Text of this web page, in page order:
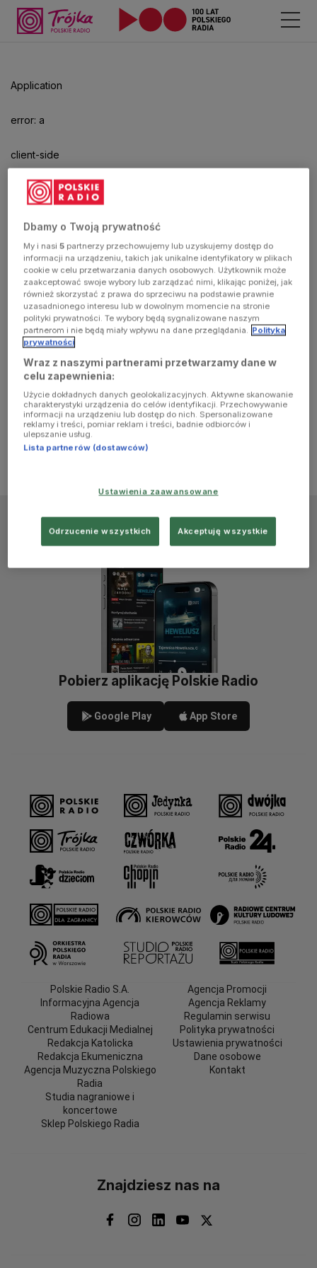
Application
error: a
client-side
exception
has
occurred
(see the
browser
console for
more
information)
aby
odtwarzać.
Pobierz aplikację Polskie Radio
Google Play App Store
Polskie Radio S.A.
Informacyjna Agencja
Radiowa
Centrum Edukacji Medialnej
Redakcja Katolicka
Redakcja Ekumeniczna
Agencja Muzyczna Polskiego
Radia
Studia nagraniowe i
koncertowe
Sklep Polskiego Radia
Agencja Promocji
Agencja Reklamy
Regulamin serwisu
Polityka prywatności
Ustawienia prywatności
Dane osobowe
Kontakt
Znajdziesz nas na
Dbamy o Twoją prywatność
My i nasi5 partnerzy przechowujemy lub uzyskujemy dostęp do
informacji na urządzeniu, takich jak unikalne identyfikatory w plikach
cookie w celu przetwarzania danych osobowych. Użytkownik może
zaakceptować swoje wybory lub zarządzać nimi, klikając poniżej, jak
również skorzystać z prawa do sprzeciwu na podstawie prawnie
uzasadnionego interesu lub w dowolnym momencie na stronie
polityki prywatności. Te wybory będą sygnalizowane naszym
partnerom i nie będą miały wpływu na dane przeglądania. Polityka
prywatności
Wraz z naszymi partnerami przetwarzamy dane w
celu zapewnienia:
Użycie dokładnych danych geolokalizacyjnych. Aktywne skanowanie
charakterystyki urządzenia do celów identyfikacji. Przechowywanie
informacji na urządzeniu lub dostęp do nich. Spersonalizowane
reklamy i treści, pomiar reklam i treści, badnie odbiorców i
ulepszanie usług.
Lista partnerów (dostawców)
Ustawienia zaawansowane
Odrzucenie wszystkich Akceptuję wszystkie